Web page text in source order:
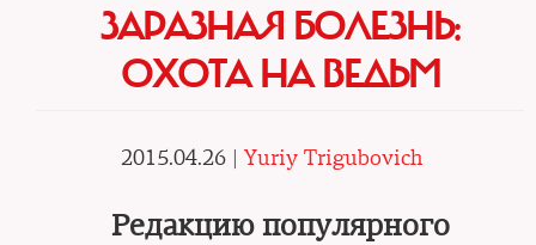
ЗАРАЗНАЯ БОЛЕЗНЬ:
ОХОТА НА ВЕДЬМ
2015.04.26 | Yuriy Trigubovich
Редакцию популярного